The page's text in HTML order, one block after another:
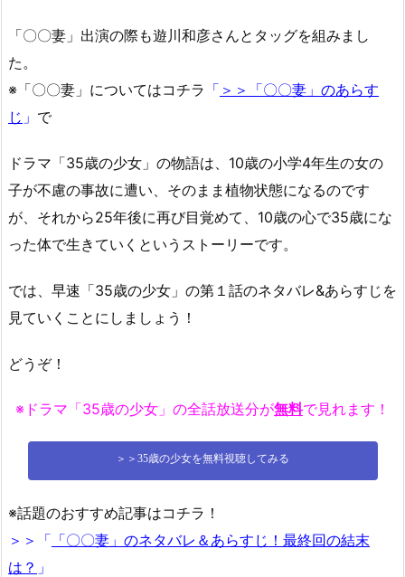
「〇〇妻」出演の際も遊川和彦さんとタッグを組みまし
た。
※「〇〇妻」についてはコチラ 「 ＞＞「〇〇妻」のあらす
じ 」 で
ドラマ「35歳の少女」の物語は、10歳の小学4年生の女の
子が不慮の事故に遭い、そのまま植物状態になるのです
が、それから25年後に再び目覚めて、10歳の心で35歳にな
った体で生きていくというストーリーです。
では、早速「35歳の少女」の第１話のネタバレ&あらすじを
見ていくことにしましょう！
どうぞ！
※ドラマ「35歳の少女」の全話放送分が無料で見れます！
＞＞35歳の少女を無料視聴してみる
※話題のおすすめ記事はコチラ！
＞＞「 「〇〇妻」のネタバレ＆あらすじ！最終回の結末
は？ 」